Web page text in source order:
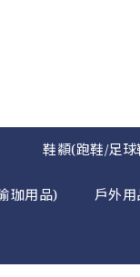
鞋纇(跑鞋/足
珈用品) 戶外